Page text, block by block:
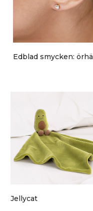
Edblad smycken:
Jellycat